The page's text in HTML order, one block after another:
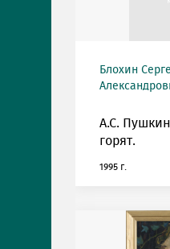
Блохин
А.С.
горят.
1995 г.